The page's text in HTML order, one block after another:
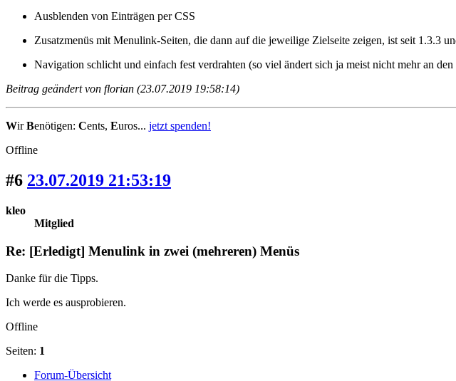
Ausblenden von Einträgen per CSS
Zusatzmenüs mit Menulink-Seiten, die dann auf die jeweilige Zielseite zeigen, ist seit 1.3.3
Navigation schlicht und einfach fest verdrahten (so viel ändert sich ja meist nicht mehr an
Beitrag geändert von florian (23.07.2019 19:58:14)
WirBenötigen: Cents, Euros... jetzt spenden!
Offline
#6 23.07.2019 21:53:19
kleo
Mitglied
Re: [Erledigt] Menulink in zwei (mehreren) Menüs
Danke für die Tipps.
Ich werde es ausprobieren.
Offline
Seiten: 1
Forum-Übersicht